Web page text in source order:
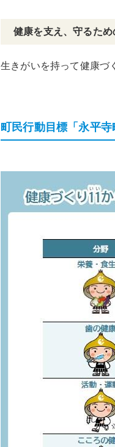
健康を支え、守るた
生きがいを持って健康づ
町民行動目標「永平寺